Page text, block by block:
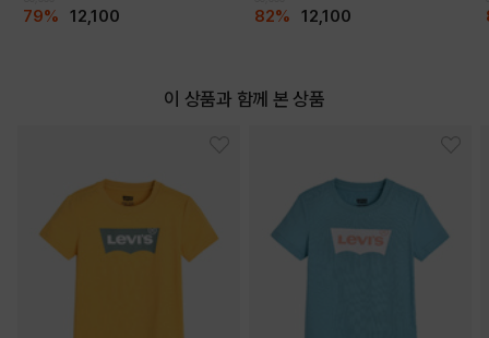
79% 12,100 82% 12,100
이 상품과 함께 본 상품